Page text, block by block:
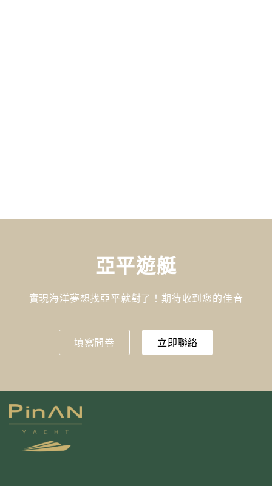
亞平遊艇
實現海洋夢想找亞平就對了！期待收到您的佳音
填寫問卷 立即聯絡